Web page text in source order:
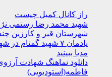
راز کانال کمیل چیست
شهید محمد رضا رستمی
شهرستان قیر و کارزین
یادمان ۷ شهید
مدیا ببینید
دانلود نماهنگ شهادت
فاطمه(استودیویی)